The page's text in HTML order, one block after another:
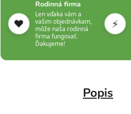
❤️
Rodinná firma
Len vďaka vám a
vašim objednávkam,
môže naša rodinná
firma fungovať.
Ďakujeme!
⚡
Popis